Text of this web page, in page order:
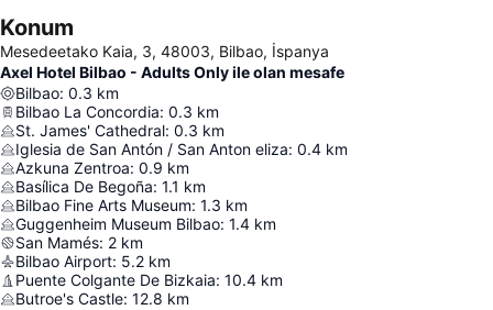
Konum
Mesedeetako Kaia, 3, 48003, Bilbao, İspanya
Axel Hotel Bilbao - Adults Only ile olan mesafe
Bilbao: 0.3 km
Bilbao La Concordia: 0.3 km
St. James' Cathedral: 0.3 km
Iglesia de San Antón / San Anton eliza: 0.4 km
Azkuna Zentroa: 0.9 km
Basílica De Begoña: 1.1 km
Bilbao Fine Arts Museum: 1.3 km
Guggenheim Museum Bilbao: 1.4 km
San Mamés: 2 km
Bilbao Airport: 5.2 km
Puente Colgante De Bizkaia: 10.4 km
Butroe's Castle: 12.8 km